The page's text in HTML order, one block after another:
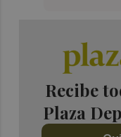
Recibe
Plaza